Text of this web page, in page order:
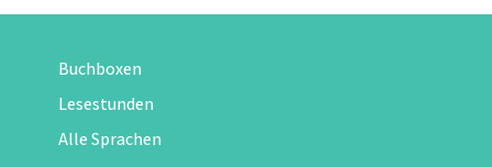
Buchboxen
Lesestunden
Alle Sprachen